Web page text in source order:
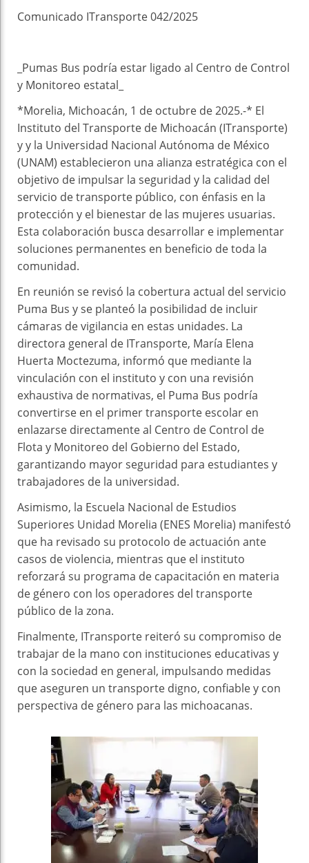
Comunicado ITransporte 042/2025
_Pumas Bus podría estar ligado al Centro de Control
y Monitoreo estatal_
*Morelia, Michoacán, 1 de octubre de 2025.-* El
Instituto del Transporte de Michoacán (ITransporte)
y y la Universidad Nacional Autónoma de México
(UNAM) establecieron una alianza estratégica con el
objetivo de impulsar la seguridad y la calidad del
servicio de transporte público, con énfasis en la
protección y el bienestar de las mujeres usuarias.
Esta colaboración busca desarrollar e implementar
soluciones permanentes en beneficio de toda la
comunidad.
En reunión se revisó la cobertura actual del servicio
Puma Bus y se planteó la posibilidad de incluir
cámaras de vigilancia en estas unidades. La
directora general de ITransporte, María Elena
Huerta Moctezuma, informó que mediante la
vinculación con el instituto y con una revisión
exhaustiva de normativas, el Puma Bus podría
convertirse en el primer transporte escolar en
enlazarse directamente al Centro de Control de
Flota y Monitoreo del Gobierno del Estado,
garantizando mayor seguridad para estudiantes y
trabajadores de la universidad.
Asimismo, la Escuela Nacional de Estudios
Superiores Unidad Morelia (ENES Morelia) manifestó
que ha revisado su protocolo de actuación ante
casos de violencia, mientras que el instituto
reforzará su programa de capacitación en materia
de género con los operadores del transporte
público de la zona.
Finalmente, ITransporte reiteró su compromiso de
trabajar de la mano con instituciones educativas y
con la sociedad en general, impulsando medidas
que aseguren un transporte digno, confiable y con
perspectiva de género para las michoacanas.